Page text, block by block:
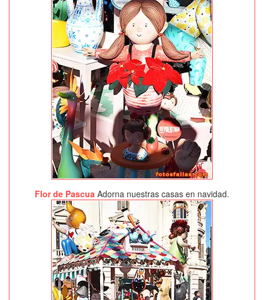
Flor de Pascua Adorna nuestras casas en navidad.